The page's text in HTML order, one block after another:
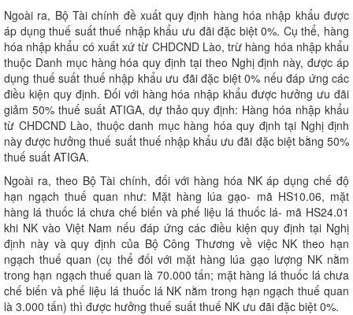
Ngoài ra, Bộ Tài chính đề xuất quy định hàng hóa nhập khẩu được
áp dụng thuế suất thuế nhập khẩu ưu đãi đặc biệt 0%. Cụ thể, hàng
hóa nhập khẩu có xuất xứ từ CHDCND Lào, trừ hàng hóa nhập khẩu
thuộc Danh mục hàng hóa quy định tại theo Nghị định này, được áp
dụng thuế suất thuế nhập khẩu ưu đãi đặc biệt 0% nếu đáp ứng các
điều kiện quy định. Đối với hàng hóa nhập khẩu được hưởng ưu đãi
giảm 50% thuế suất ATIGA, dự thảo quy định: Hàng hóa nhập khẩu
từ CHDCND Lào, thuộc danh mục hàng hóa quy định tại Nghị định
này được hưởng thuế suất thuế nhập khẩu ưu đãi đặc biệt bằng 50%
thuế suất ATIGA.
Ngoài ra, theo Bộ Tài chính, đối với hàng hóa NK áp dụng chế độ
hạn ngạch thuế quan như: Mặt hàng lúa gạo- mã HS10.06, mặt
hàng lá thuốc lá chưa chế biến và phế liệu lá thuốc lá- mã HS24.01
khi NK vào Việt Nam nếu đáp ứng các điều kiện quy định tại Nghị
định này và quy định của Bộ Công Thương về việc NK theo hạn
ngạch thuế quan (cụ thể đối với mặt hàng lúa gạo lượng NK nằm
trong hạn ngạch thuế quan là 70.000 tấn; mặt hàng lá thuốc lá chưa
chế biến và phế liệu lá thuốc lá NK nằm trong hạn ngạch thuế quan
là 3.000 tấn) thì được hưởng thuế suất thuế NK ưu đãi đặc biệt 0%.